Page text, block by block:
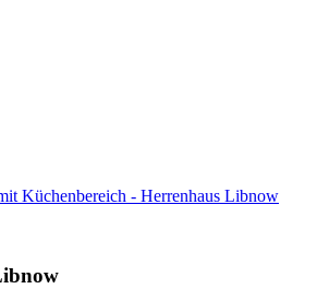
Küchenbereich - Herrenhaus Libnow